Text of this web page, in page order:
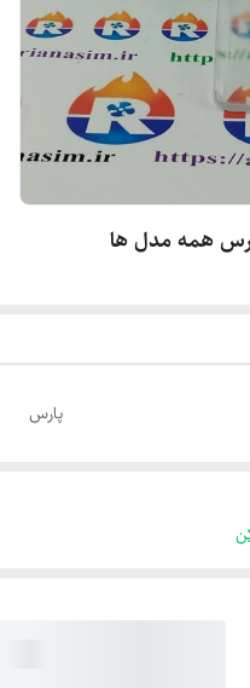
همه مدل ها
پارس